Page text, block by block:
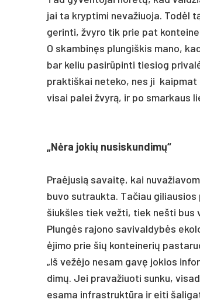
jai ta kryp­ti­mi ne­va­žiuo­ja. Todėl
ge­rin­ti, žvy­ro tik prie pat
O skam­binęs plun­giš­kis ma­no,
bar ke­liu pa­si­rūpin­ti tie­siog
pra­ktiš­kai ne­te­ko, nes ji kaip­mat
vi­sai pa­lei žvyrą, ir po smar­kaus
„Nėra jo­kių nu­si­skun­dimų“
Praė­ju­sią sa­vaitę, kai
bu­vo su­trauk­ta. Ta­čiau
šiukš­les tiek vež­ti, tiek ne­šti bus
Plungės ra­jo­no sa­vi­val­dybės
ėji­mo prie šių kon­tei­ne­rių
„Iš vežė­jo ne­sam gavę jo­kios
dimų. Jei pra­va­žiuo­ti sun­ku,
esa­ma inf­rast­ruktū­ra ir ei­ti